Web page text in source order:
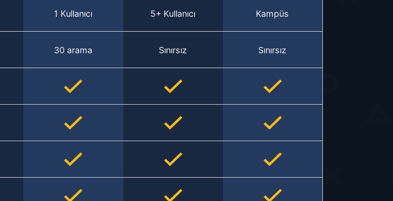
1 Kullanıcı 5+ Kullanıcı Kampüs
30 arama Sınırsız Sınırsız